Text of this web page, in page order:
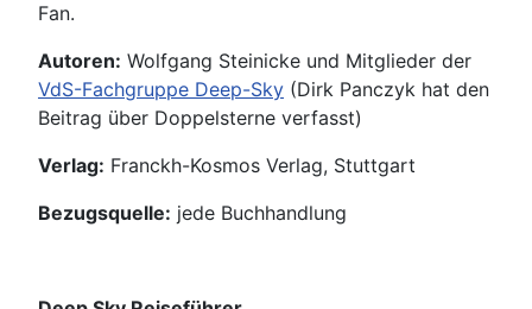
Fan.
Autoren: Wolfgang Steinicke und Mitglieder der
VdS-Fachgruppe Deep-Sky (Dirk Panczyk hat den
Beitrag über Doppelsterne verfasst)
Verlag: Franckh-Kosmos Verlag, Stuttgart
Bezugsquelle: jede Buchhandlung